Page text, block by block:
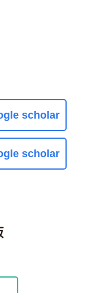
scholar
scholar